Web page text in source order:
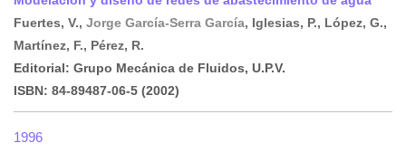
Fuertes, V., Jorge García-Serra García, Iglesias, P., López, G.,
Martínez, F., Pérez, R.
Editorial: Grupo Mecánica de Fluidos, U.P.V.
ISBN: 84-89487-06-5 (2002)
1996